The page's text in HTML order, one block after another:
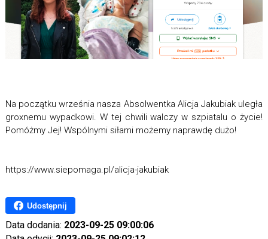
Na początku września nasza Absolwentka Alicja Jakubiak uległa
groxnemu wypadkowi. W tej chwili walczy w szpiatalu o życie!
Pomóżmy Jej! Wspólnymi siłami możemy naprawdę dużo!
https://www.siepomaga.pl/alicja-jakubiak
Udostępnij
Data dodania: 2023-09-25 09:00:06